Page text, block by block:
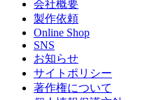
会社概要
製作依頼
Online Shop
SNS
お知らせ
サイトポリシー
著作権について